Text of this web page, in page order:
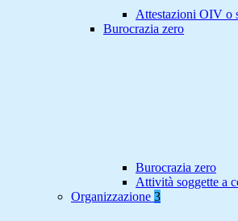
Attestazioni OIV o
Burocrazia zero
Burocrazia zero
Attività soggette a
Organizzazione 3